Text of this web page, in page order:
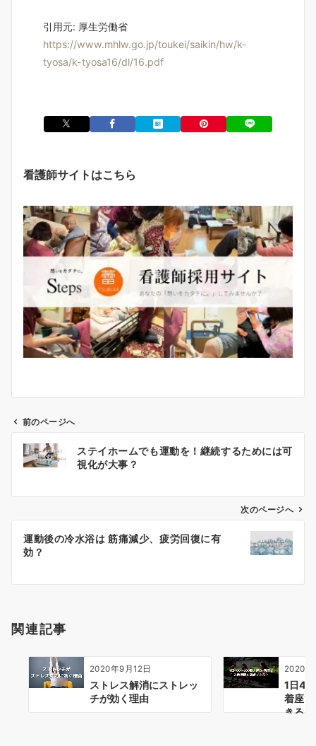
引用元: 厚生労働省
https://www.mhlw.go.jp/toukei/saikin/hw/k-
tyosa/k-tyosa16/dl/16.pdf
看護師サイトはこちら
ビ
ン
前のページへ
ステイホームでも運動を！継続するためには可
視化が大事？
次のページへ
運動後の冷水浴は 筋痛減少、疲労回復に有
効？
関連記事
2020年9月12日
ストレス解消にストレッ
チが効く理由
2020年
1日
着座
きる？